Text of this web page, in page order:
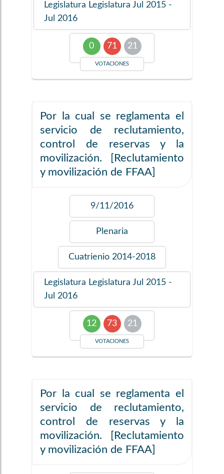
Legislatura Legislatura Jul 2015 -
Jul 2016
0 71 21
VOTACIONES
Por la cual se reglamenta el
servicio de reclutamiento,
control de reservas y la
movilización. [Reclutamiento
y movilización de FFAA]
9/11/2016
Plenaria
Cuatrienio 2014-2018
Legislatura Legislatura Jul 2015 -
Jul 2016
12 73 21
VOTACIONES
Por la cual se reglamenta el
servicio de reclutamiento,
control de reservas y la
movilización. [Reclutamiento
y movilización de FFAA]